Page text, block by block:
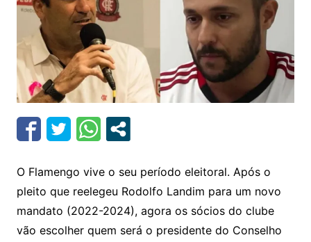
O Flamengo vive o seu período eleitoral. Após o
pleito que reelegeu Rodolfo Landim para um novo
mandato (2022-2024), agora os sócios do clube
vão escolher quem será o presidente do Conselho